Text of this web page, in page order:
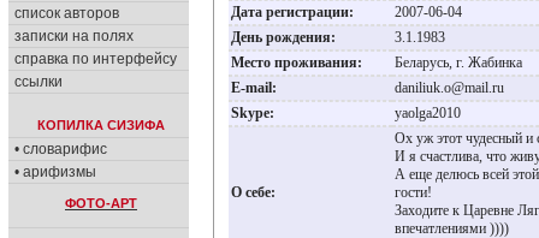
список авторов
записки на полях
справка по интерфейсу
ссылки
КОПИЛКА СИЗИФА
• словарифис
• арифизмы
ФОТО-АРТ
Дата регистрации:
2007-06-04
День рождения:
3.1.1983
Место проживания:
Беларусь, г. Жабинка
E-mail:
daniliuk.o@mail.ru
Skype:
yaolga2010
О себе:
Ох уж этот чудесный и
И я счастлива, что
А еще делюсь всей
гости!
Заходите к Царевне
впечатлениями ))))